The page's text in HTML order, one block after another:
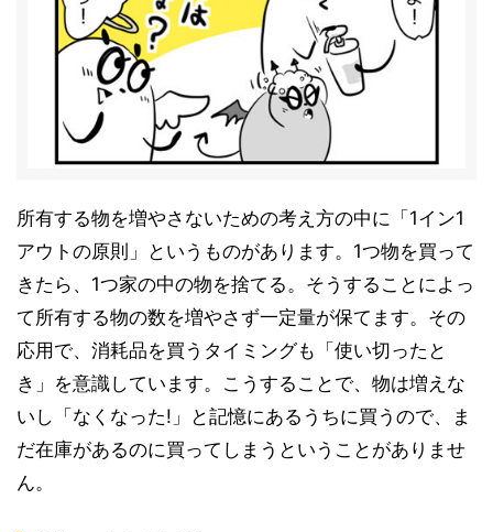
所有する物を増やさないための考え方の中に「1イン1
アウトの原則」というものがあります。1つ物を買って
きたら、1つ家の中の物を捨てる。そうすることによっ
て所有する物の数を増やさず一定量が保てます。その
応用で、消耗品を買うタイミングも「使い切ったと
き」を意識しています。こうすることで、物は増えな
いし「なくなった!」と記憶にあるうちに買うので、ま
だ在庫があるのに買ってしまうということがありませ
ん。